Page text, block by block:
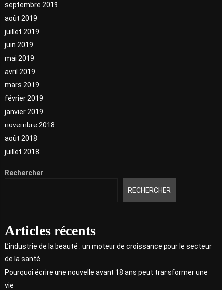
septembre 2019
août 2019
juillet 2019
juin 2019
mai 2019
avril 2019
mars 2019
février 2019
janvier 2019
novembre 2018
août 2018
juillet 2018
Rechercher
RECHERCHER
Articles récents
L’industrie de la beauté : un moteur de croissance pour le secteur
de la santé
Pourquoi écrire une nouvelle avant 18 ans peut transformer une
vie